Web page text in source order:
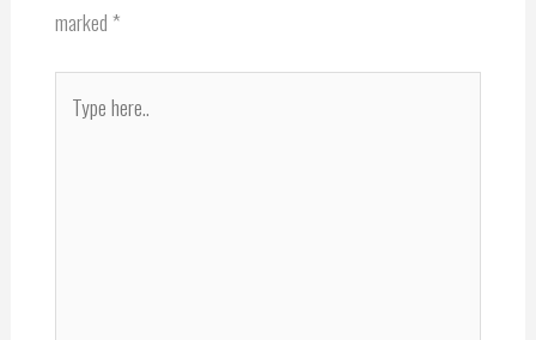
marked *
here..